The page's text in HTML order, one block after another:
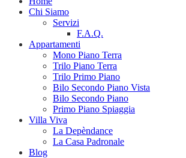
Chi Siamo
Servizi
F.A.Q.
Appartamenti
Mono Piano Terra
Trilo Piano Terra
Trilo Primo Piano
Bilo Secondo Piano Vista
Bilo Secondo Piano
Primo Piano Spiaggia
Villa Viva
La Depèndance
La Casa Padronale
Blog